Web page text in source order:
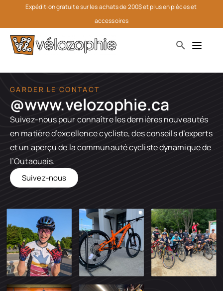
Expédition gratuite sur les achats de 200$ et plus en pièces et
accessoires
GARDER LE CONTACT
@www.velozophie.ca​
Suivez-nous pour connaître les dernières nouveautés
en matière d’excellence cycliste, des conseils d’experts
et un aperçu de la communauté cycliste dynamique de
l’Outaouais.
Suivez-nous